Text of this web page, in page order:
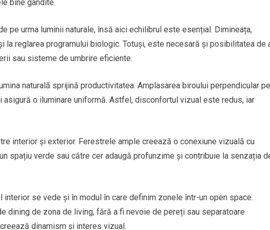
bine gândite.
pe urma luminii naturale, însă aici echilibrul este esențial. Dimineața,
la reglarea programului biologic. Totuși, este necesară și posibilitatea de
sau sisteme de umbrire eficiente.
naturală sprijină productivitatea. Amplasarea biroului perpendicular pe
o iluminare uniformă. Astfel, disconfortul vizual este redus, iar
interior și exterior. Ferestrele ample creează o conexiune vizuală cu
spațiu verde sau către cer adaugă profunzime și contribuie la senzația
interior se vede și în modul în care definim zonele într-un open space.
dining de zona de living, fără a fi nevoie de pereți sau separatoare
dinamism și interes vizual.